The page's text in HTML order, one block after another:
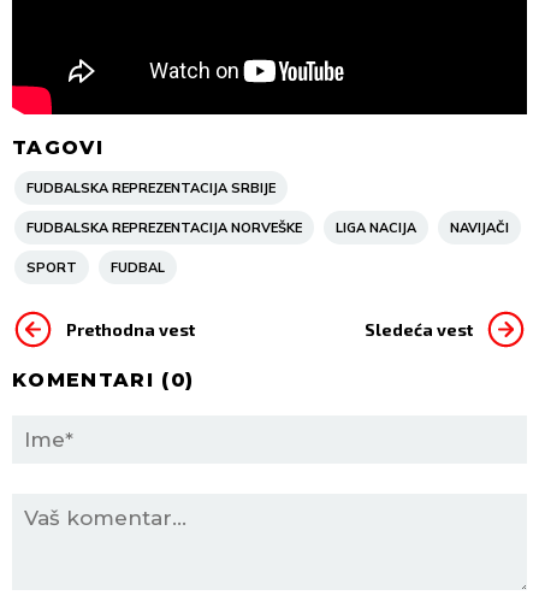
TAGOVI
FUDBALSKA REPREZENTACIJA SRBIJE
FUDBALSKA REPREZENTACIJA NORVEŠKE LIGA NACIJA NAVIJAČI
SPORT FUDBAL
Prethodna vest Sledeća vest
KOMENTARI (0)